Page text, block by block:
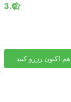
3.0
هم اکنون رزرو کنید